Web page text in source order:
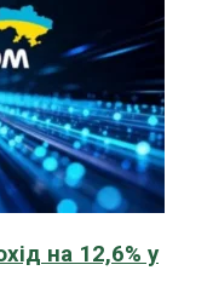
на 12,6% у